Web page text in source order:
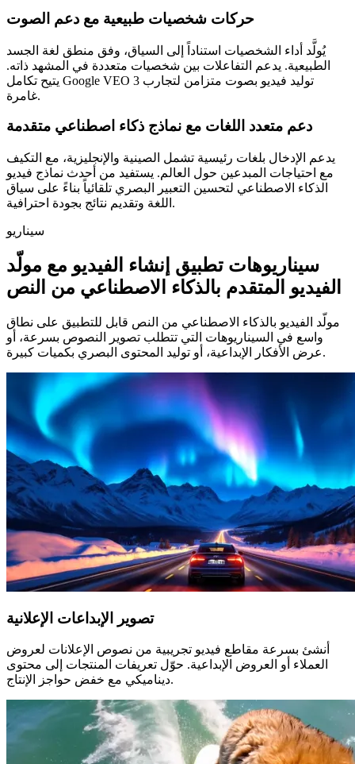
حركات شخصيات طبيعية مع دعم الصوت
يُولَّد أداء الشخصيات استناداً إلى السياق، وفق منطق لغة الجسد
الطبيعية. يدعم التفاعلات بين شخصيات متعددة في المشهد ذاته.
يتيح تكامل Google VEO 3 توليد فيديو بصوت متزامن لتجارب
غامرة.
دعم متعدد اللغات مع نماذج ذكاء اصطناعي متقدمة
يدعم الإدخال بلغات رئيسية تشمل الصينية والإنجليزية، مع التكيف
مع احتياجات المبدعين حول العالم. يستفيد من أحدث نماذج فيديو
الذكاء الاصطناعي لتحسين التعبير البصري تلقائياً بناءً على سياق
اللغة وتقديم نتائج بجودة احترافية.
سيناريو
سيناريوهات تطبيق إنشاء الفيديو مع مولّد
الفيديو المتقدم بالذكاء الاصطناعي من النص
مولّد الفيديو بالذكاء الاصطناعي من النص قابل للتطبيق على نطاق
واسع في السيناريوهات التي تتطلب تصوير النصوص بسرعة، أو
عرض الأفكار الإبداعية، أو توليد المحتوى البصري بكميات كبيرة.
تصوير الإبداعات الإعلانية
أنشئ بسرعة مقاطع فيديو تجريبية من نصوص الإعلانات لعروض
العملاء أو العروض الإبداعية. حوّل تعريفات المنتجات إلى محتوى
ديناميكي مع خفض حواجز الإنتاج.